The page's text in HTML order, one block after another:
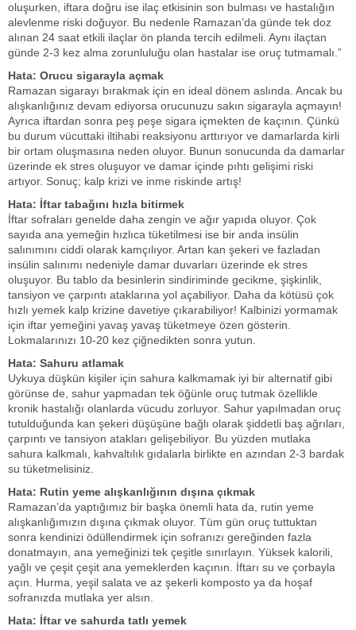
oluşurken, iftara doğru ise ilaç etkisinin son bulması ve hastalığın
alevlenme riski doğuyor. Bu nedenle Ramazan’da günde tek doz
alınan 24 saat etkili ilaçlar ön planda tercih edilmeli. Aynı ilaçtan
günde 2-3 kez alma zorunluluğu olan hastalar ise oruç tutmamalı.”
Hata: Orucu sigarayla açmak
Ramazan sigarayı bırakmak için en ideal dönem aslında. Ancak bu
alışkanlığınız devam ediyorsa orucunuzu sakın sigarayla açmayın!
Ayrıca iftardan sonra peş peşe sigara içmekten de kaçının. Çünkü
bu durum vücuttaki iltihabi reaksiyonu arttırıyor ve damarlarda kirli
bir ortam oluşmasına neden oluyor. Bunun sonucunda da damarlar
üzerinde ek stres oluşuyor ve damar içinde pıhtı gelişimi riski
artıyor. Sonuç; kalp krizi ve inme riskinde artış!
Hata: İftar tabağını hızla bitirmek
İftar sofraları genelde daha zengin ve ağır yapıda oluyor. Çok
sayıda ana yemeğin hızlıca tüketilmesi ise bir anda insülin
salınımını ciddi olarak kamçılıyor. Artan kan şekeri ve fazladan
insülin salınımı nedeniyle damar duvarları üzerinde ek stres
oluşuyor. Bu tablo da besinlerin sindiriminde gecikme, şişkinlik,
tansiyon ve çarpıntı ataklarına yol açabiliyor. Daha da kötüsü çok
hızlı yemek kalp krizine davetiye çıkarabiliyor! Kalbinizi yormamak
için iftar yemeğini yavaş yavaş tüketmeye özen gösterin.
Lokmalarınızı 10-20 kez çiğnedikten sonra yutun.
Hata: Sahuru atlamak
Uykuya düşkün kişiler için sahura kalkmamak iyi bir alternatif gibi
görünse de, sahur yapmadan tek öğünle oruç tutmak özellikle
kronik hastalığı olanlarda vücudu zorluyor. Sahur yapılmadan oruç
tutulduğunda kan şekeri düşüşüne bağlı olarak şiddetli baş ağrıları,
çarpıntı ve tansiyon atakları gelişebiliyor. Bu yüzden mutlaka
sahura kalkmalı, kahvaltılık gıdalarla birlikte en azından 2-3 bardak
su tüketmelisiniz.
Hata: Rutin yeme alışkanlığının dışına çıkmak
Ramazan’da yaptığımız bir başka önemli hata da, rutin yeme
alışkanlığımızın dışına çıkmak oluyor. Tüm gün oruç tuttuktan
sonra kendinizi ödüllendirmek için sofranızı gereğinden fazla
donatmayın, ana yemeğinizi tek çeşitle sınırlayın. Yüksek kalorili,
yağlı ve çeşit çeşit ana yemeklerden kaçının. İftarı su ve çorbayla
açın. Hurma, yeşil salata ve az şekerli komposto ya da hoşaf
sofranızda mutlaka yer alsın.
Hata: İftar ve sahurda tatlı yemek